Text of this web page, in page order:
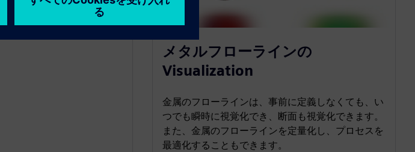
メタルフローラインの
Visualization
金属のフローラインは、事前に定義しなくても、い
つでも瞬時に視覚化でき、断面も視覚化できます。
また、金属のフローラインを定量化し、プロセスを
最適化することもできます。